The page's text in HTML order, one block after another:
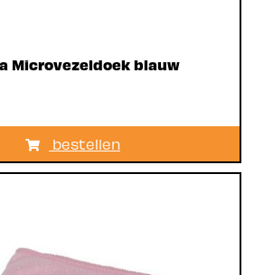
Microvezeldoek blauw
bestellen